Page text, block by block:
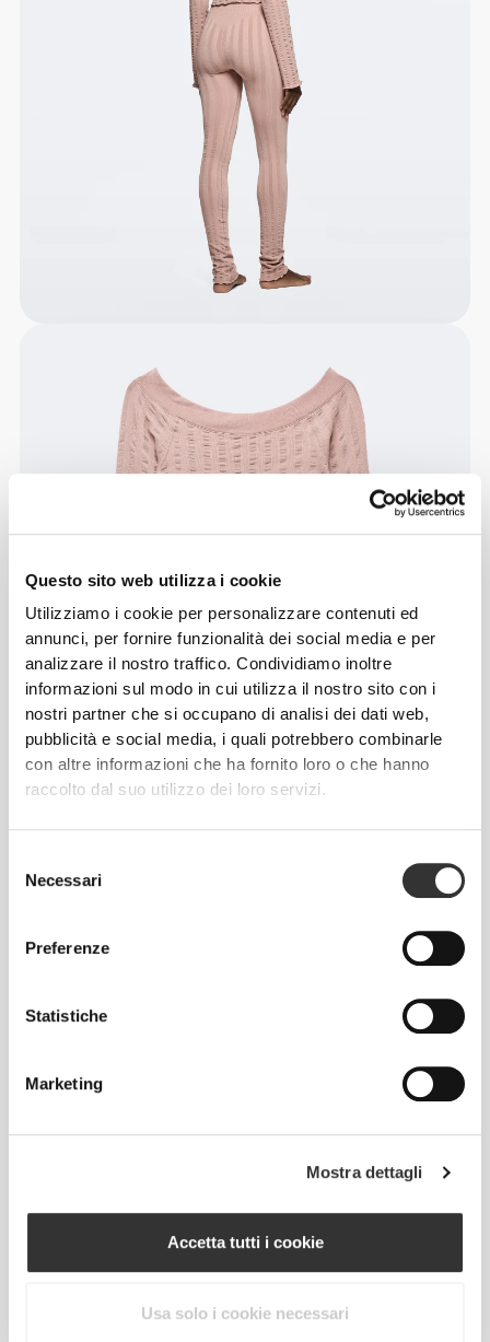
Questo sito web utilizza i cookie
Utilizziamo i cookie per personalizzare contenuti ed
annunci, per fornire funzionalità dei social media e per
analizzare il nostro traffico. Condividiamo inoltre
informazioni sul modo in cui utilizza il nostro sito con i
nostri partner che si occupano di analisi dei dati web,
pubblicità e social media, i quali potrebbero combinarle
con altre informazioni che ha fornito loro o che hanno
raccolto dal suo utilizzo dei loro servizi.
delNecessari
Preferenze
Statistiche
Marketing
Mostra dettagli
Accetta tutti i cookie
Usa solo i cookie necessari
Info e assistenza
Dalla nostra comunità Vedi Tutto
5